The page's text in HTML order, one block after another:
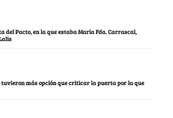
del Pacto, en la que estaba María Fda. Carrascal,
tuvieron más opción que criticar la puerta por la que